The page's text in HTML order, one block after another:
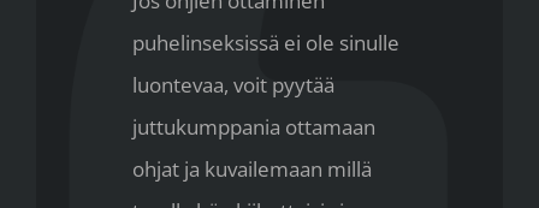
puhelinseksissä ei ole sinulle
luontevaa, voit pyytää
juttukumppania ottamaan
ohjat ja kuvailemaan millä